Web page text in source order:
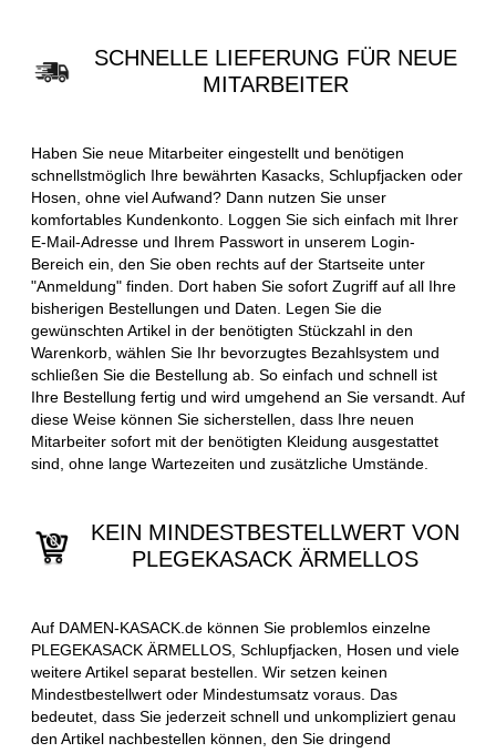
SCHNELLE LIEFERUNG FÜR NEUE
MITARBEITER
Haben Sie neue Mitarbeiter eingestellt und benötigen
schnellstmöglich Ihre bewährten Kasacks, Schlupfjacken oder
Hosen, ohne viel Aufwand? Dann nutzen Sie unser
komfortables Kundenkonto. Loggen Sie sich einfach mit Ihrer
E-Mail-Adresse und Ihrem Passwort in unserem Login-
Bereich ein, den Sie oben rechts auf der Startseite unter
"Anmeldung" finden. Dort haben Sie sofort Zugriff auf all Ihre
bisherigen Bestellungen und Daten. Legen Sie die
gewünschten Artikel in der benötigten Stückzahl in den
Warenkorb, wählen Sie Ihr bevorzugtes Bezahlsystem und
schließen Sie die Bestellung ab. So einfach und schnell ist
Ihre Bestellung fertig und wird umgehend an Sie versandt. Auf
diese Weise können Sie sicherstellen, dass Ihre neuen
Mitarbeiter sofort mit der benötigten Kleidung ausgestattet
sind, ohne lange Wartezeiten und zusätzliche Umstände.
KEIN MINDESTBESTELLWERT VON
PLEGEKASACK ÄRMELLOS
Auf DAMEN-KASACK.de können Sie problemlos einzelne
PLEGEKASACK ÄRMELLOS, Schlupfjacken, Hosen und viele
weitere Artikel separat bestellen. Wir setzen keinen
Mindestbestellwert oder Mindestumsatz voraus. Das
bedeutet, dass Sie jederzeit schnell und unkompliziert genau
den Artikel nachbestellen können, den Sie dringend